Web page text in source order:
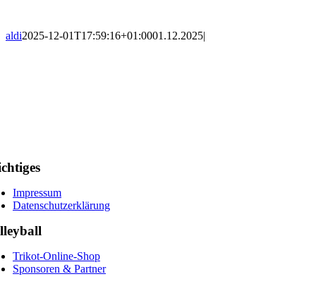
aldi2025-12-01T17:59:16+01:0001.12.2025|
Impressum
Datenschutzerklärung
Trikot-Online-Shop
Sponsoren & Partner